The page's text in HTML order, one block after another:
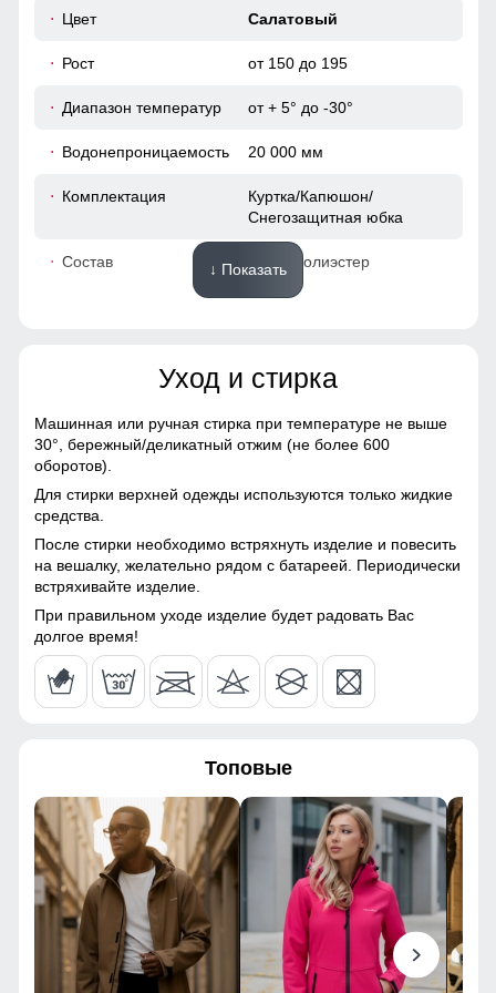
Цвет Салатовый
Рост от 150 до 195
Диапазон температур от + 5° до -30°
Водонепроницаемость 20 000 мм
Комплектация
Куртка/Капюшон/
Снегозащитная юбка
Состав 100% Полиэстер
Gor-tex, Мембранные
материалы, Натуральные
Плащевка, Тефлон,
Экологичные материалы
Материал подкладки
куртки
Полиэстер/TW - сетка Air
Материал подкладки
капюшона
Полиэстер/TW - сетка Air
Материал подкладки
воротника
Материал наполнителя Тинсулейт
ткань
Утеплитель гр от 320 до 440
Конструктивные особенности
Покрой Полупреталенная
Длина подола Укорочкнная модель
↓ Показать
Уход и стирка
Машинная или ручная стирка при температуре не выше
30°, бережный/деликатный отжим (не более 600
оборотов).
Для стирки верхней одежды используются только жидкие
средства.
После стирки необходимо встряхнуть изделие и повесить
на вешалку, желательно рядом с батареей. Периодически
встряхивайте изделие.
При правильном уходе изделие будет радовать Вас
долгое время!
Топовые